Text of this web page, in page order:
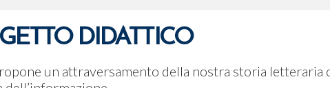
DIDATTICO
un attraversamento della nostra storia